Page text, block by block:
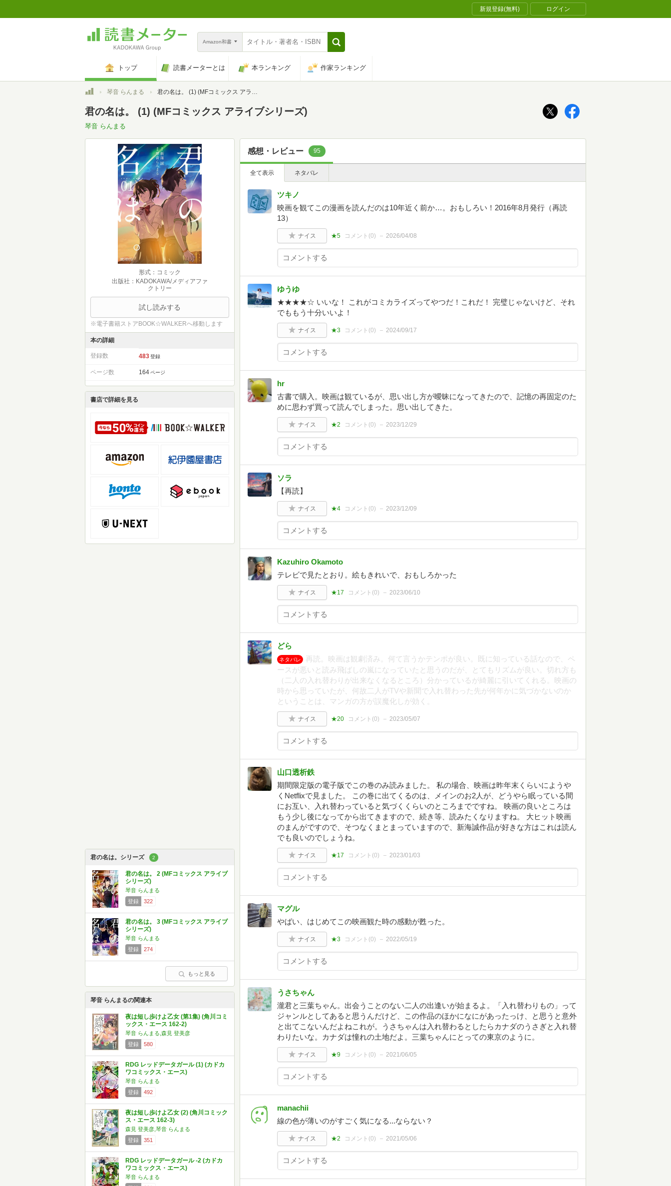
新規登録(無料) ログイン
Amazon和書
トップ 読書メーターとは 本ランキング 作家ランキング
トップ琴音 らんまる 君の名は。 (1) (MFコミックス アライブシリーズ)
君の名は。 (1) (MFコミックス アライブシリーズ)
琴音 らんまる
形式：コミック
出版社：KADOKAWA/メディアファ
クトリー
試し読みする
※電子書籍ストアBOOK☆WALKERへ移動します
本の詳細
登録数 483 登録
ページ数 164 ページ
書店で詳細を見る
君の名は。シリーズ 2
君の名は。 2 (MFコミックス アライブ
シリーズ)
琴音 らんまる
登録
322
君の名は。 3 (MFコミックス アライブ
シリーズ)
琴音 らんまる
登録
274
もっと見る
琴音 らんまるの関連本
夜は短し歩けよ乙女 (第1集) (角川コミ
ックス・エース 162-2)
琴音 らんまる,森見 登美彦
登録
580
RDG レッドデータガール (1) (カドカ
ワコミックス・エース)
琴音 らんまる
登録
492
夜は短し歩けよ乙女 (2) (角川コミック
ス・エース 162-3)
森見 登美彦,琴音 らんまる
登録
351
RDG レッドデータガール -2 (カドカ
ワコミックス・エース)
琴音 らんまる
感想・レビュー 95
全て表示 ネタバレ
ツキノ
映画を観てこの漫画を読んだのは10年近く前か…。おもしろい！2016年8月発行（再読
13）
ナイス ★5 コメント(0) 2026/04/08
ゆうゆ
★★★★☆ いいな！ これがコミカライズってやつだ！これだ！ 完璧じゃないけど、それ
でももう十分いいよ！
ナイス ★3 コメント(0) 2024/09/17
hr
古書で購入。映画は観ているが、思い出し方が曖昧になってきたので、記憶の再固定のた
めに思わず買って読んでしまった。思い出してきた。
ナイス ★2 コメント(0) 2023/12/29
ソラ
【再読】
ナイス ★4 コメント(0) 2023/12/09
Kazuhiro Okamoto
テレビで見たとおり。絵もきれいで、おもしろかった
ナイス ★17 コメント(0) 2023/06/10
どら
ネタバレ
再読。映画は観劇済み。何て言うかテンポが良い。既に知っている話なので、ペ
ースが悪いと読み飛ばしの嵐になっていたと思うのだが、とてもリズムが良い。切れ方も
（二人の入れ替わりが出来なくなるところ）分かっているが綺麗に引いてくれる。映画の
時から思っていたが、何故二人がTVや新聞で入れ替わった先が何年かに気づかないのか
ということは、マンガの方が誤魔化しが効く。
ナイス ★20 コメント(0) 2023/05/07
山口透析鉄
期間限定版の電子版でこの巻のみ読みました。 私の場合、映画は昨年末くらいにようや
くNetflixで見ました。 この巻に出てくるのは、メインのお2人が、どうやら眠っている間
にお互い、入れ替わっていると気づくくらいのところまでですね。 映画の良いところは
もう少し後になってから出てきますので、続き等、読みたくなりますね。 大ヒット映画
のまんがですので、そつなくまとまっていますので、新海誠作品が好きな方はこれは読ん
でも良いのでしょうね。
ナイス ★17 コメント(0) 2023/01/03
マグル
やばい、はじめてこの映画観た時の感動が甦った。
ナイス ★3 コメント(0) 2022/05/19
うさちゃん
瀧君と三葉ちゃん。出会うことのない二人の出逢いが始まるよ。「入れ替わりもの」って
ジャンルとしてあると思うんだけど、この作品のほかになにがあったっけ、と思うと意外
と出てこないんだよねこれが。うさちゃんは入れ替わるとしたらカナダのうさぎと入れ替
わりたいな。カナダは憧れの土地だよ。三葉ちゃんにとっての東京のように。
ナイス ★9 コメント(0) 2021/06/05
manachii
線の色が薄いのがすごく気になる...ならない？
ナイス ★2 コメント(0) 2021/05/06